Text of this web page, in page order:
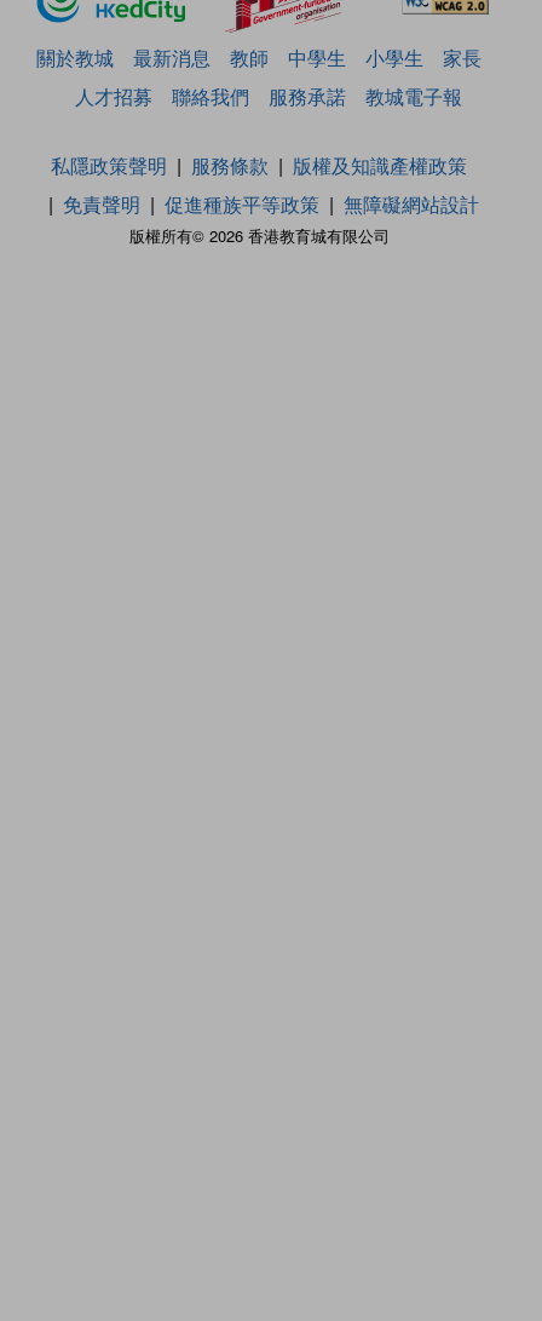
關於教城 最新消息 教師 中學生 小學生
家長
人才招募
聯絡我們 服務承諾 教城電子報
版權所有© 2026 香港教育城有限公司
私隱政策聲明 服務條款
版權及知識產權政策
免責聲明
促進種族平等政策 無障礙網站設計